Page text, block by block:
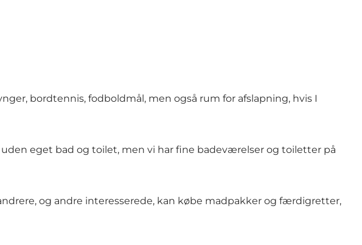
bordtennis, fodboldmål, men også rum for afslapning, hvis I
eget bad og toilet, men vi har fine badeværelser og toiletter på
og andre interesserede, kan købe madpakker og færdigretter,